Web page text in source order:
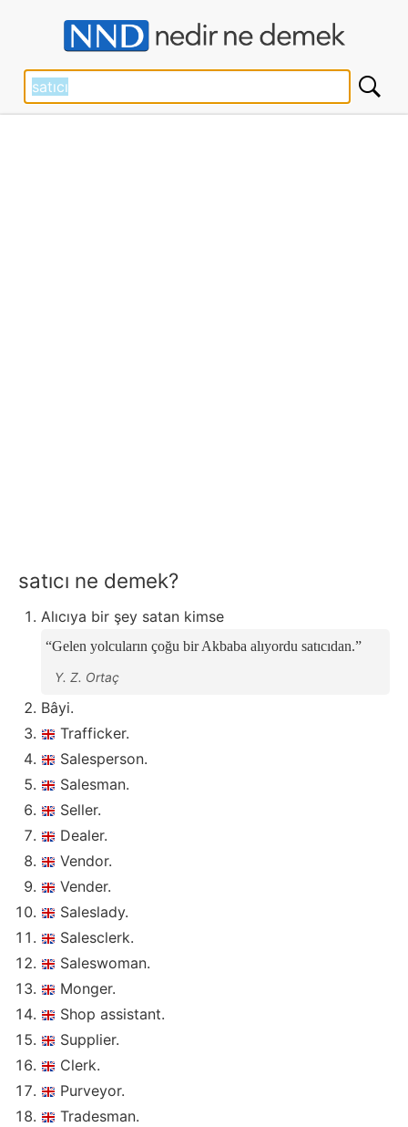
satıcı ne demek?
Alıcıya bir şey satan kimse
Gelen yolcuların çoğu bir Akbaba alıyordu satıcıdan.
Y. Z. Ortaç
Bâyi.
Trafficker.
Salesperson.
Salesman.
Seller.
Dealer.
Vendor.
Vender.
Saleslady.
Salesclerk.
Saleswoman.
Monger.
Shop assistant.
Supplier.
Clerk.
Purveyor.
Tradesman.